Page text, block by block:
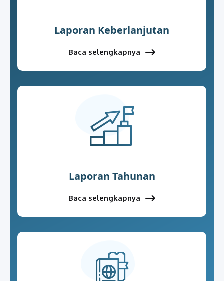
Laporan Keberlanjutan
Baca selengkapnya
Laporan Tahunan
Baca selengkapnya